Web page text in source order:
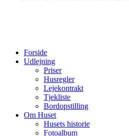
Close
Menu
Forside
Udlejning
Priser
Husregler
Lejekontrakt
Tjekliste
Bordopstilling
Om Huset
Husets historie
Fotoalbum